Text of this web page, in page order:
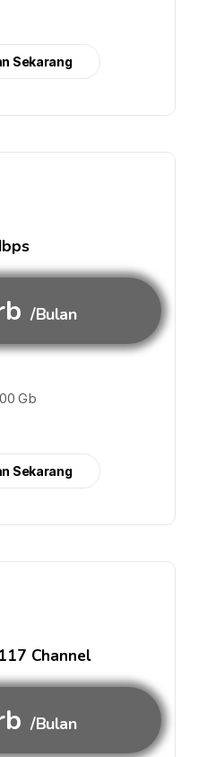
Sekarang
/Bulan
Gb
Sekarang
Channel
/Bulan